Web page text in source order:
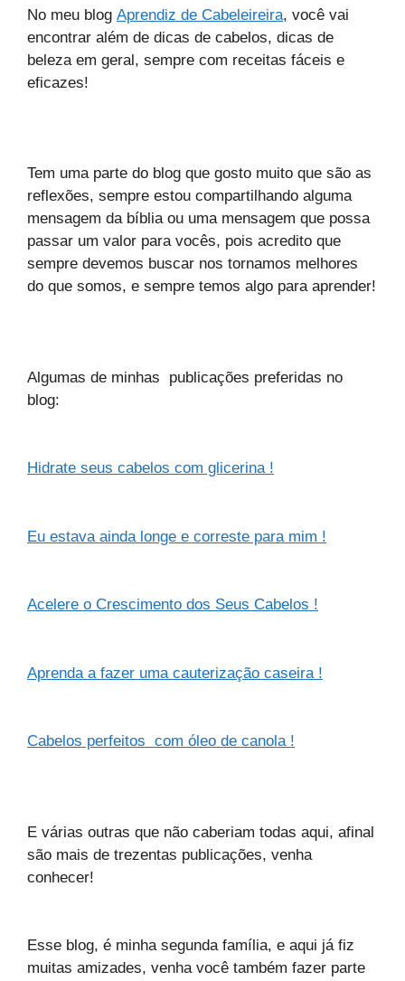
No meu blog Aprendiz de Cabeleireira, você vai
encontrar além de dicas de cabelos, dicas de
beleza em geral, sempre com receitas fáceis e
eficazes!
Tem uma parte do blog que gosto muito que são as
reflexões, sempre estou compartilhando alguma
mensagem da bíblia ou uma mensagem que possa
passar um valor para vocês, pois acredito que
sempre devemos buscar nos tornamos melhores
do que somos, e sempre temos algo para aprender!
Algumas de minhas publicações preferidas no
blog:
Hidrate seus cabelos com glicerina !
Eu estava ainda longe e correste para mim !
Acelere o Crescimento dos Seus Cabelos !
Aprenda a fazer uma cauterização caseira !
Cabelos perfeitos com óleo de canola !
E várias outras que não caberiam todas aqui, afinal
são mais de trezentas publicações, venha
conhecer!
Esse blog, é minha segunda família, e aqui já fiz
muitas amizades, venha você também fazer parte